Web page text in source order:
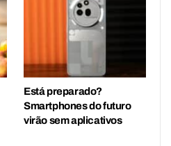
Está preparado?
Smartphones do futuro
virão sem aplicativos